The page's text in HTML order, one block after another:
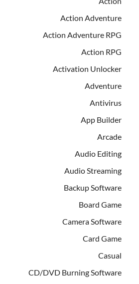
Action Adventure
Action Adventure RPG
Action RPG
Activation Unlocker
Adventure
Antivirus
App Builder
Arcade
Audio Editing
Audio Streaming
Backup Software
Board Game
Camera Software
Card Game
Casual
CD/DVD Burning Software